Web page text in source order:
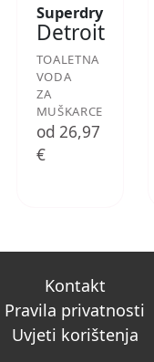
Superdry
Detroit
TOALETNA
VODA
ZA
MUŠKARCE
od 26,97
€
Kontakt
Pravila privatnosti
Uvjeti korištenja